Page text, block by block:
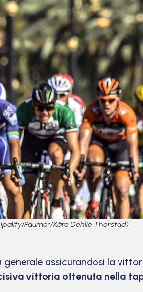
Paumer/Kåre Dehlie Thorstad)
assicurandosi la
vittoria ottenuta nella